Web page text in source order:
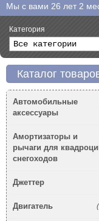
Мы с вами 26 лет 2
Категория
Каталог
Автомобильные
аксессуары
Амортизаторы и
рычаги для
снегоходов
Джеттер
Двигатель